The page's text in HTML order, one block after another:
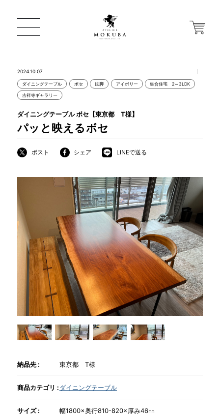
店舗から探す
MOKUBA について
商品情報
直営店
イベント
WEBカタログ
全商品一覧
新入荷情報
2024.10.07
ダイニングテーブル ボセ 鉄脚 アイボリー 集合住宅 2～3LDK
吉祥寺ギャラリー
パッと映えるボセ
ダイニングテーブル ボセ【東京都 T様】
ポスト シェア LINEで送る
納品先 : 東京都 T様
商品カテゴリ :ダイニングテーブル
サイズ : 幅1800×奥行810-820×厚み46㎜